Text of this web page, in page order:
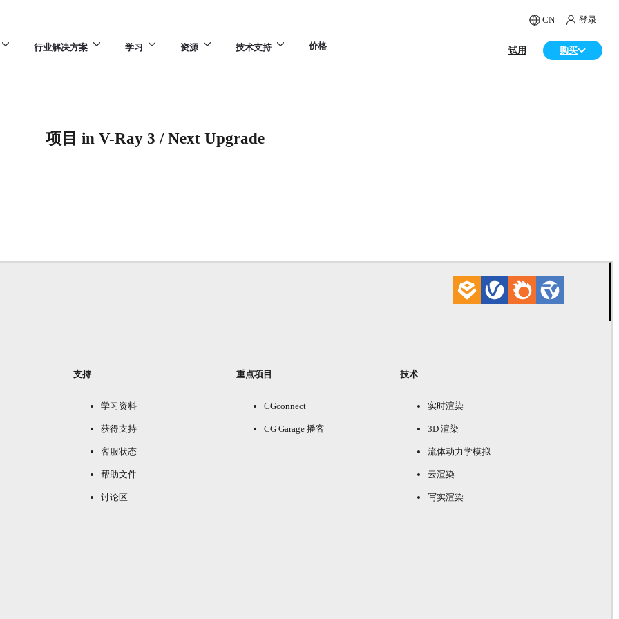
CN 登录
行业解决方案 学习 资源 技术支持 价格 试用 购买
项目 in V-Ray 3 / Next Upgrade
支持
学习资料
获得支持
客服状态
帮助文件
讨论区
重点项目
CGconnect
CG Garage 播客
技术
实时渲染
3D 渲染
流体动力学模拟
云渲染
写实渲染